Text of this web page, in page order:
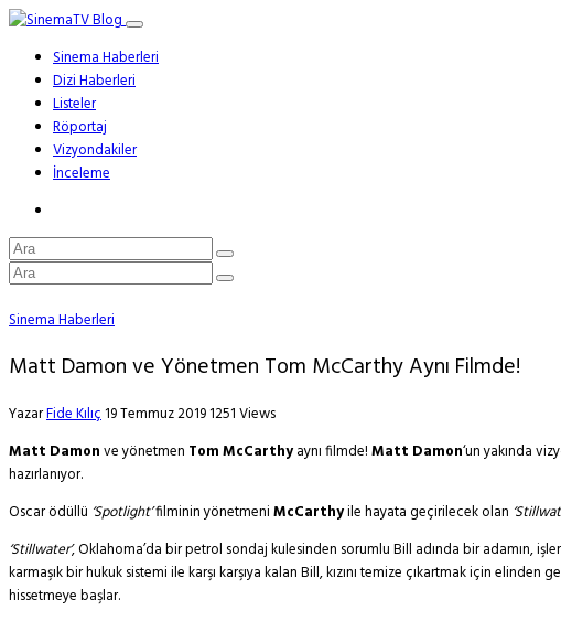
Sinema Haberleri
Dizi Haberleri
Listeler
Röportaj
Vizyondakiler
İnceleme
Sinema Haberleri
Matt Damon ve Yönetmen Tom McCarthy Aynı Filmde!
YazarFide Kılıç19 Temmuz 20191251 Views
Matt Damonve yönetmen Tom McCarthyaynı filmde!Matt Damon‘un yakında
hazırlanıyor.
Oscar ödüllü ‘Spotlight’filminin yönetmeniMcCarthyile hayata geçirilecek olan
‘Stillwater’, Oklahoma’da bir petrol sondaj kulesinden sorumlu Bill adında bir adamın,
karmaşık bir hukuk sistemi ile karşı karşıya kalan Bill, kızını temize çıkartmak için
hissetmeye başlar.